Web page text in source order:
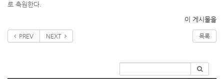
로 축원한다.
이 게시물을
PREV NEXT 목록